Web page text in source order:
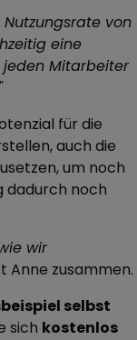
Nutzungsrate von
eine
Mitarbeiter
für die
auch die
um noch
dadurch noch
wir
Anne zusammen.
selbst
sich kostenlos